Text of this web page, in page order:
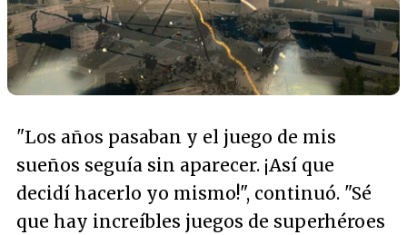
"Los años pasaban y el juego de mis
sueños seguía sin aparecer. ¡Así que
decidí hacerlo yo mismo!", continuó. "Sé
que hay increíbles juegos de superhéroes